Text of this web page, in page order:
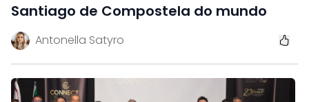
Santiago de Compostela do mundo
Antonella Satyro